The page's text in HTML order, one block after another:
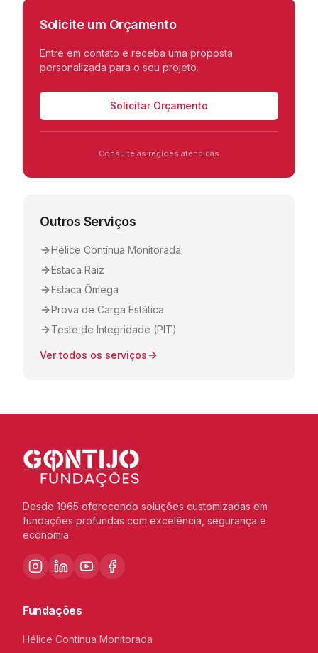
Solicite um Orçamento
Entre em contato e receba uma proposta
personalizada para o seu projeto.
Solicitar Orçamento
Consulte as regiões atendidas
Outros Serviços
Hélice Contínua Monitorada
Estaca Raiz
Estaca Ômega
Prova de Carga Estática
Teste de Integridade (PIT)
Ver todos os serviços
Desde 1965 oferecendo soluções customizadas em
fundações profundas com excelência, segurança e
economia.
Fundações
Hélice Contínua Monitorada